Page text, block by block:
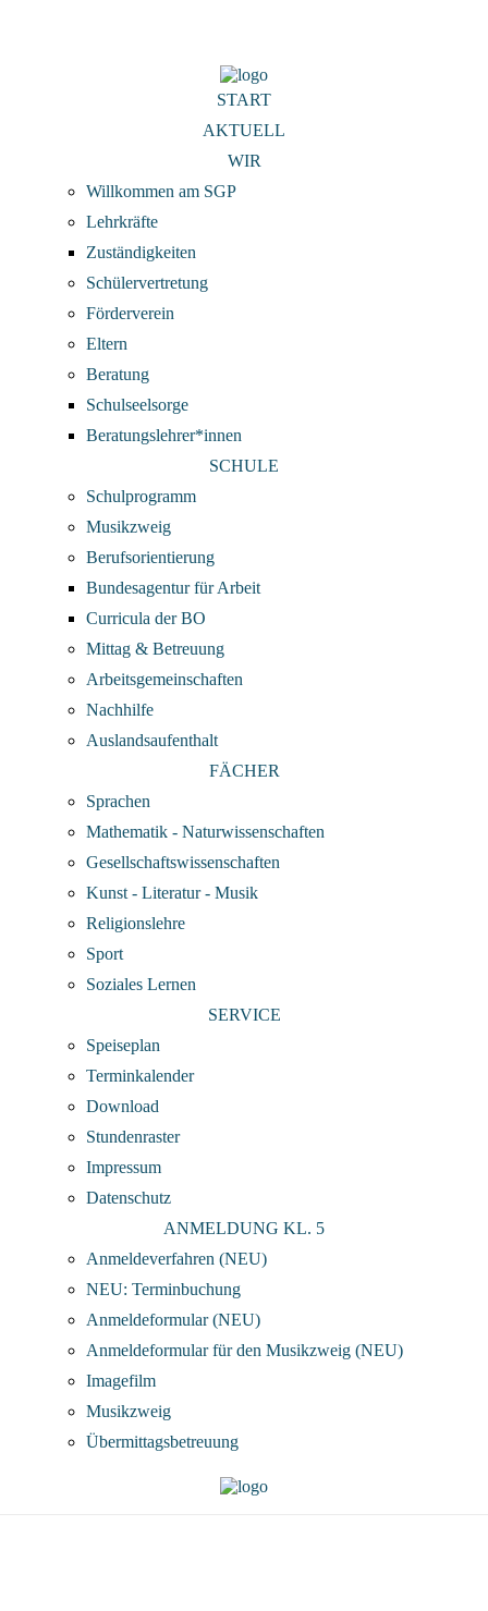
START
AKTUELL
WIR
Willkommen am SGP
Lehrkräfte
Zuständigkeiten
Schülervertretung
Förderverein
Eltern
Beratung
Schulseelsorge
Beratungslehrer*innen
SCHULE
Schulprogramm
Musikzweig
Berufsorientierung
Bundesagentur für Arbeit
Curricula der BO
Mittag & Betreuung
Arbeitsgemeinschaften
Nachhilfe
Auslandsaufenthalt
FÄCHER
Sprachen
Mathematik - Naturwissenschaften
Gesellschaftswissenschaften
Kunst - Literatur - Musik
Religionslehre
Sport
Soziales Lernen
SERVICE
Speiseplan
Terminkalender
Download
Stundenraster
Impressum
Datenschutz
ANMELDUNG KL. 5
Anmeldeverfahren (NEU)
NEU: Terminbuchung
Anmeldeformular (NEU)
Anmeldeformular für den Musikzweig (NEU)
Imagefilm
Musikzweig
Übermittagsbetreuung